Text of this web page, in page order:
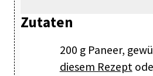
Zutaten
200 g Paneer,
diesem Rezept